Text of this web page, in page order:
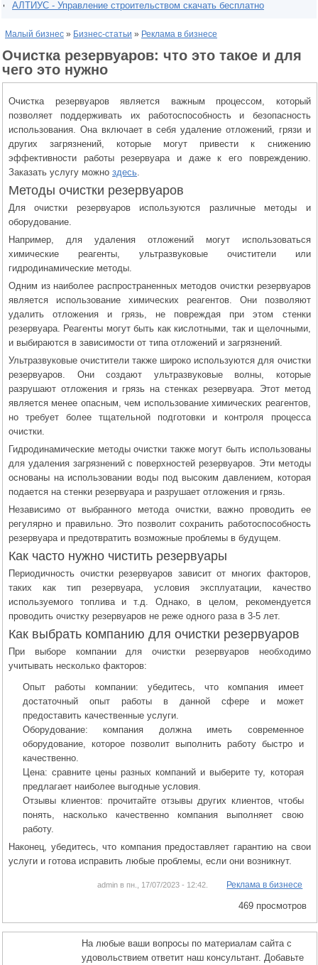
АЛТИУС - Управление строительством скачать бесплатно
Малый бизнес » Бизнес-статьи » Реклама в бизнесе
Очистка резервуаров: что это такое и для
чего это нужно
Очистка резервуаров является важным процессом, который
позволяет поддерживать их работоспособность и безопасность
использования. Она включает в себя удаление отложений, грязи и
других загрязнений, которые могут привести к снижению
эффективности работы резервуара и даже к его повреждению.
Заказать услугу можно здесь
Методы очистки резервуаров
Для очистки резервуаров используются различные методы и
оборудование.
Например, для удаления отложений могут использоваться
химические реагенты, ультразвуковые очистители или
гидродинамические методы.
Одним из наиболее распространенных методов очистки резервуаров
является использование химических реагентов. Они позволяют
удалить отложения и грязь, не повреждая при этом стенки
резервуара. Реагенты могут быть как кислотными, так и щелочными,
и выбираются в зависимости от типа отложений и загрязнений.
Ультразвуковые очистители также широко используются для очистки
резервуаров. Они создают ультразвуковые волны, которые
разрушают отложения и грязь на стенках резервуара. Этот метод
является менее опасным, чем использование химических реагентов,
но требует более тщательной подготовки и контроля процесса
очистки.
Гидродинамические методы очистки также могут быть использованы
для удаления загрязнений с поверхностей резервуаров. Эти методы
основаны на использовании воды под высоким давлением, которая
подается на стенки резервуара и разрушает отложения и грязь.
Независимо от выбранного метода очистки, важно проводить ее
регулярно и правильно. Это позволит сохранить работоспособность
резервуара и предотвратить возможные проблемы в будущем.
Как часто нужно чистить резервуары
Периодичность очистки резервуаров зависит от многих факторов,
таких как тип резервуара, условия эксплуатации, качество
используемого топлива и т.д. Однако, в целом, рекомендуется
проводить очистку резервуаров не реже одного раза в 3-5 лет.
Как выбрать компанию для очистки резервуаров
При выборе компании для очистки резервуаров необходимо
учитывать несколько факторов:
Опыт работы компании: убедитесь, что компания имеет
достаточный опыт работы в данной сфере и может
предоставить качественные услуги.
Оборудование: компания должна иметь современное
оборудование, которое позволит выполнить работу быстро и
качественно.
Цена: сравните цены разных компаний и выберите ту, которая
предлагает наиболее выгодные условия.
Отзывы клиентов: прочитайте отзывы других клиентов, чтобы
понять, насколько качественно компания выполняет свою
работу.
Наконец, убедитесь, что компания предоставляет гарантию на свои
услуги и готова исправить любые проблемы, если они возникнут.
admin в пн., 17/07/2023 - 12:42. Реклама в бизнесе
469 просмотров
На любые ваши вопросы по материалам сайта с
удовольствием ответит наш консультант. Добавьте